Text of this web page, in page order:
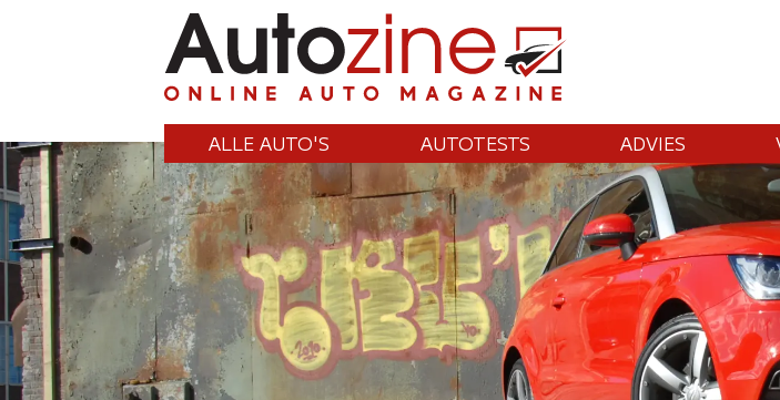
ALLE AUTO'S AUTOTESTS ADVIES